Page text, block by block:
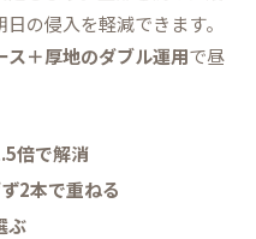
の侵入を軽減できます。
ス＋厚地のダブル運用で昼
倍で解消
2本で重ねる
ぶ